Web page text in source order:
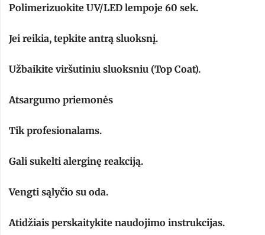
Polimerizuokite UV/LED lempoje 60 sek.
Jei reikia, tepkite antrą sluoksnį.
Užbaikite viršutiniu sluoksniu (Top Coat).
Atsargumo priemonės
Tik profesionalams.
Gali sukelti alerginę reakciją.
Vengti sąlyčio su oda.
Atidžiais perskaitykite naudojimo instrukcijas.